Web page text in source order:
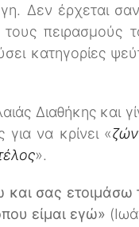
Δεν έρχεται
τους
κατηγορίες
Διαθήκης και
να κρίνει «
».
σας ετοιμάσω
είμαι εγώ»